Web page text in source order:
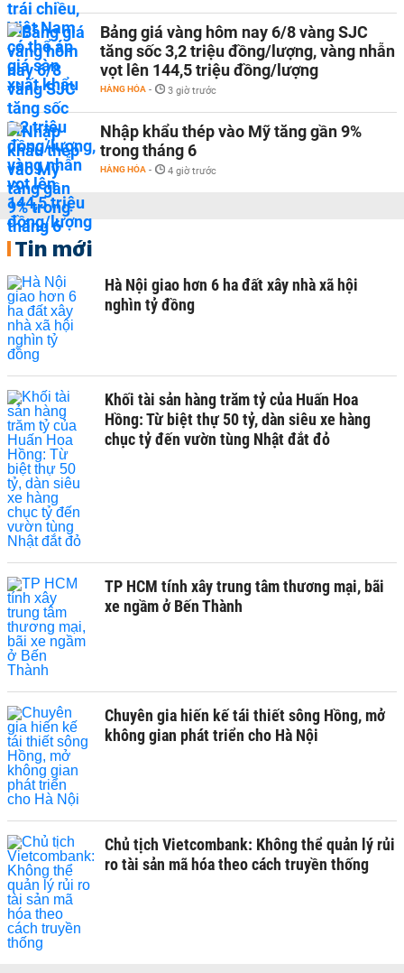
Bảng giá vàng hôm nay 6/8 vàng SJC
tăng sốc 3,2 triệu đồng/lượng, vàng nhẫn
vọt lên 144,5 triệu đồng/lượng
HÀNG HÓA - 3 giờ trước
Nhập khẩu thép vào Mỹ tăng gần 9%
trong tháng 6
HÀNG HÓA - 4 giờ trước
Tin mới
Hà Nội giao hơn 6 ha đất xây nhà xã hội
nghìn tỷ đồng
Khối tài sản hàng trăm tỷ của Huấn Hoa
Hồng: Từ biệt thự 50 tỷ, dàn siêu xe hàng
chục tỷ đến vườn tùng Nhật đắt đỏ
TP HCM tính xây trung tâm thương mại, bãi
xe ngầm ở Bến Thành
Chuyên gia hiến kế tái thiết sông Hồng, mở
không gian phát triển cho Hà Nội
Chủ tịch Vietcombank: Không thể quản lý rủi
ro tài sản mã hóa theo cách truyền thống